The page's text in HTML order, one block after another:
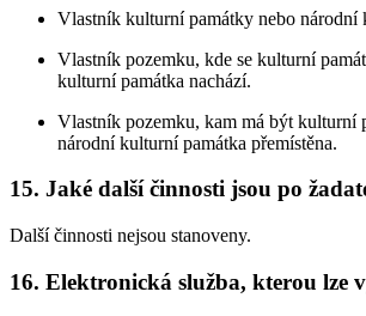
Vlastník kulturní památky nebo národní
Vlastník pozemku, kde se kulturní
kulturní památka nachází.
Vlastník pozemku, kam má být kulturní
národní kulturní památka přemístěna.
15. Jaké další činnosti jsou po
Další činnosti nejsou stanoveny.
16. Elektronická služba, kterou lze